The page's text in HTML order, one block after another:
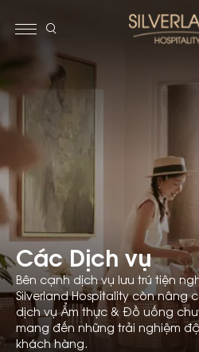
Các Dịch vụ
Bên cạnh dịch vụ lưu trú tiện
Silverland Hospitality còn nâng
dịch vụ Ẩm thực & Đồ uống
mang đến những trải nghiệm
khách hàng.